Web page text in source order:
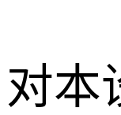
对本